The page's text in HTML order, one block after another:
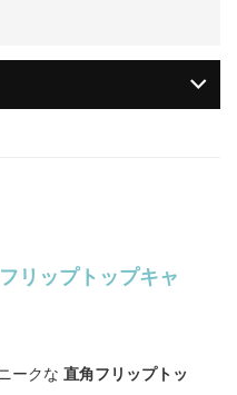
リップトップキャ
ークな 直角フリップトッ